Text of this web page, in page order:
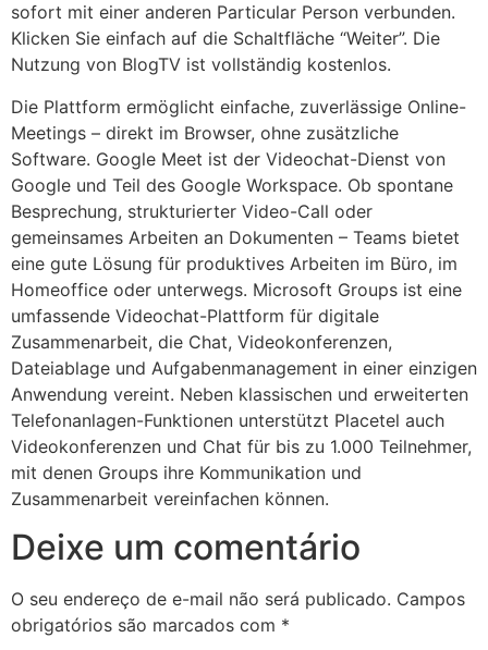
sofort mit einer anderen Particular Person verbunden.
Klicken Sie einfach auf die Schaltfläche “Weiter”. Die
Nutzung von BlogTV ist vollständig kostenlos.
Die Plattform ermöglicht einfache, zuverlässige Online-
Meetings – direkt im Browser, ohne zusätzliche
Software. Google Meet ist der Videochat-Dienst von
Google und Teil des Google Workspace. Ob spontane
Besprechung, strukturierter Video-Call oder
gemeinsames Arbeiten an Dokumenten – Teams bietet
eine gute Lösung für produktives Arbeiten im Büro, im
Homeoffice oder unterwegs. Microsoft Groups ist eine
umfassende Videochat-Plattform für digitale
Zusammenarbeit, die Chat, Videokonferenzen,
Dateiablage und Aufgabenmanagement in einer einzigen
Anwendung vereint. Neben klassischen und erweiterten
Telefonanlagen-Funktionen unterstützt Placetel auch
Videokonferenzen und Chat für bis zu 1.000 Teilnehmer,
mit denen Groups ihre Kommunikation und
Zusammenarbeit vereinfachen können.
Deixe um comentário
O seu endereço de e-mail não será publicado. Campos
obrigatórios são marcados com *